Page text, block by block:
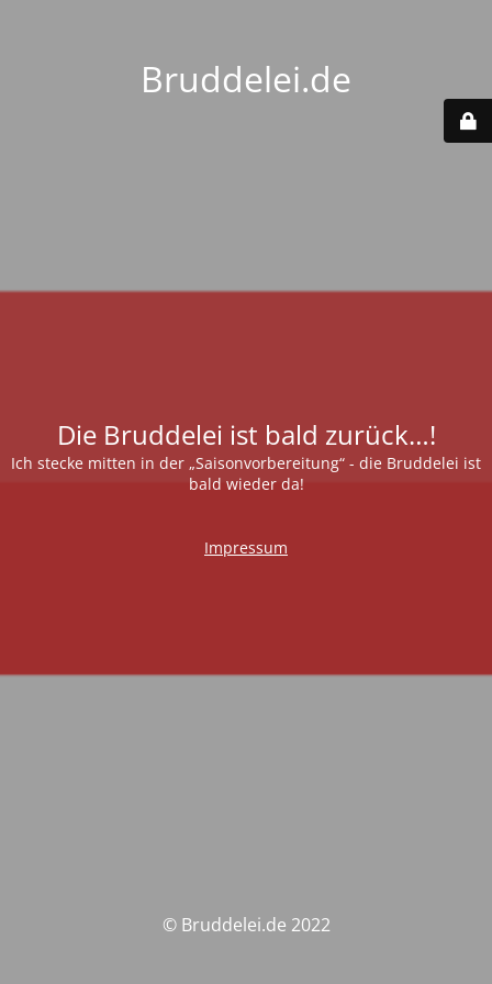
Bruddelei.de
Die Bruddelei ist bald zurück…!
Ich stecke mitten in der „Saisonvorbereitung“ - die Bruddelei ist
bald wieder da!
Impressum
© Bruddelei.de 2022